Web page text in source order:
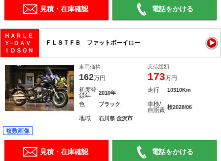
見積・在庫確認 電話をかける
ＨＡＲＬＥ
Ｙ−ＤＡＶ
ＩＤＳＯＮ
ＦＬＳＴＦＢ ファットボーイロー
車両価格
162万円
支払総額
173万円
初度登
録年
2010年 走行 10310Km
色 ブラック
車検/
自賠責 検2028/06
地域 石川県 金沢市
複数画像
見積・在庫確認 電話をかける